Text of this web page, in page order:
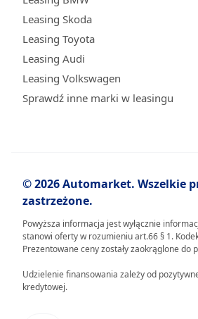
Leasing Skoda
Leasing Toyota
Leasing Audi
Leasing Volkswagen
Sprawdź inne marki w leasingu
© 2026 Automarket. Wszelkie
zastrzeżone.
Powyższa informacja jest wyłącznie
stanowi oferty w rozumieniu art.66 § 1.
Prezentowane ceny zostały zaokrąglone do
Udzielenie finansowania zależy od
kredytowej.